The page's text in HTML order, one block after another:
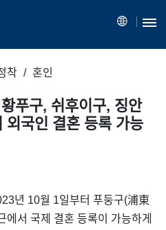
착 혼인
푸구, 쉬후이구, 징안
외국인 결혼 등록 가능
년 10월 1일부터 푸둥구(浦東
에서 국제 결혼 등록이 가능하게